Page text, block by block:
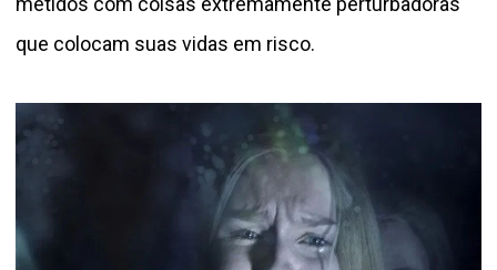
que colocam suas vidas em risco.